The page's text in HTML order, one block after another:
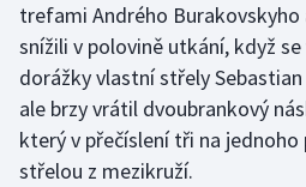
Moderní pětiboj
Motorsport
Olympijské hry
trefami Andrého
snížili v polovině utkání, když
dorážky vlastní střely
ale brzy vrátil dvoubrankový
který v přečíslení tři na jednoho
střelou z mezikruží.